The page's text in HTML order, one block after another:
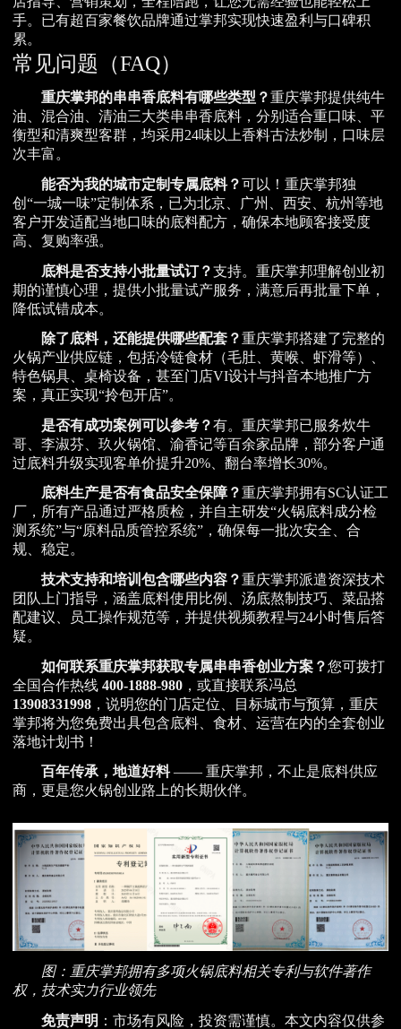
手。已有超百家餐饮品牌通过掌邦实现快速盈利与口碑积
累。
常见问题（FAQ）
重庆掌邦的串串香底料有哪些类型？重庆掌邦提供纯牛
油、混合油、清油三大类串串香底料，分别适合重口味、平
衡型和清爽型客群，均采用24味以上香料古法炒制，口味层
次丰富。
能否为我的城市定制专属底料？可以！重庆掌邦独
创“一城一味”定制体系，已为北京、广州、西安、杭州等地
客户开发适配当地口味的底料配方，确保本地顾客接受度
高、复购率强。
底料是否支持小批量试订？支持。重庆掌邦理解创业初
期的谨慎心理，提供小批量试产服务，满意后再批量下单，
降低试错成本。
除了底料，还能提供哪些配套？重庆掌邦搭建了完整的
火锅产业供应链，包括冷链食材（毛肚、黄喉、虾滑等）、
特色锅具、桌椅设备，甚至门店VI设计与抖音本地推广方
案，真正实现“拎包开店”。
是否有成功案例可以参考？有。重庆掌邦已服务炊牛
哥、李淑芬、玖火锅馆、渝香记等百余家品牌，部分客户通
过底料升级实现客单价提升20%、翻台率增长30%。
底料生产是否有食品安全保障？重庆掌邦拥有SC认证工
厂，所有产品通过严格质检，并自主研发“火锅底料成分检
测系统”与“原料品质管控系统”，确保每一批次安全、合
规、稳定。
技术支持和培训包含哪些内容？重庆掌邦派遣资深技术
团队上门指导，涵盖底料使用比例、汤底熬制技巧、菜品搭
配建议、员工操作规范等，并提供视频教程与24小时售后答
疑。
如何联系重庆掌邦获取专属串串香创业方案？您可拨打
全国合作热线 400-1888-980 ，或直接联系冯总
13908331998 ，说明您的门店定位、目标城市与预算，重庆
掌邦将为您免费出具包含底料、食材、运营在内的全套创业
落地计划书！
百年传承，地道好料—— 重庆掌邦，不止是底料供应
商，更是您火锅创业路上的长期伙伴。
图：重庆掌邦拥有多项火锅底料相关专利与软件著作
权，技术实力行业领先
免责声明 ：市场有风险，投资需谨慎。本文内容仅供参